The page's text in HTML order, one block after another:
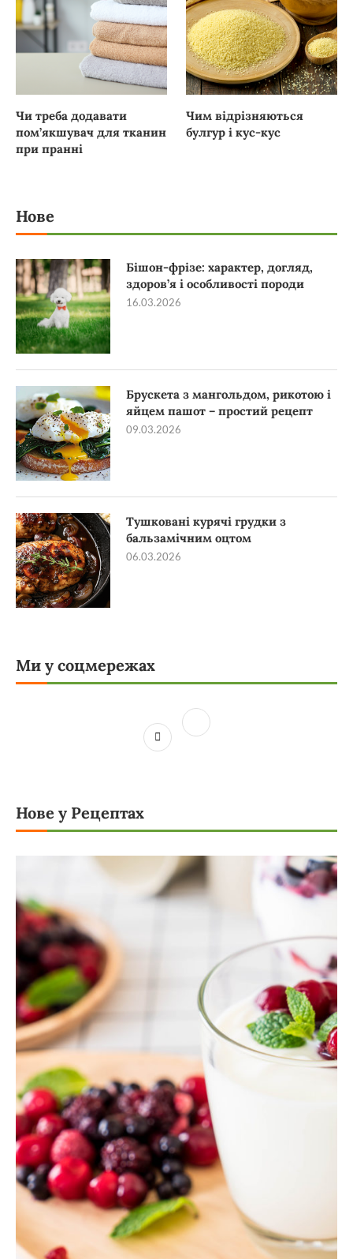
Чи треба додавати
пом’якшувач для тканин
при пранні
Чим відрізняються
булгур і кус-кус
Нове
Бішон-фрізе: характер, догляд,
здоров’я і особливості породи
16.03.2026
Брускета з мангольдом, рикотою і
яйцем пашот – простий рецепт
09.03.2026
Тушковані курячі грудки з
бальзамічним оцтом
06.03.2026
Ми у соцмережах
Нове у Рецептах